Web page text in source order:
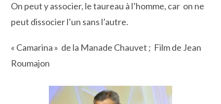
On peut y associer, le taureau à l’homme, car on ne
peut dissocier l’un sans l’autre.
« Camarina » de la Manade Chauvet ; Film de Jean
Roumajon